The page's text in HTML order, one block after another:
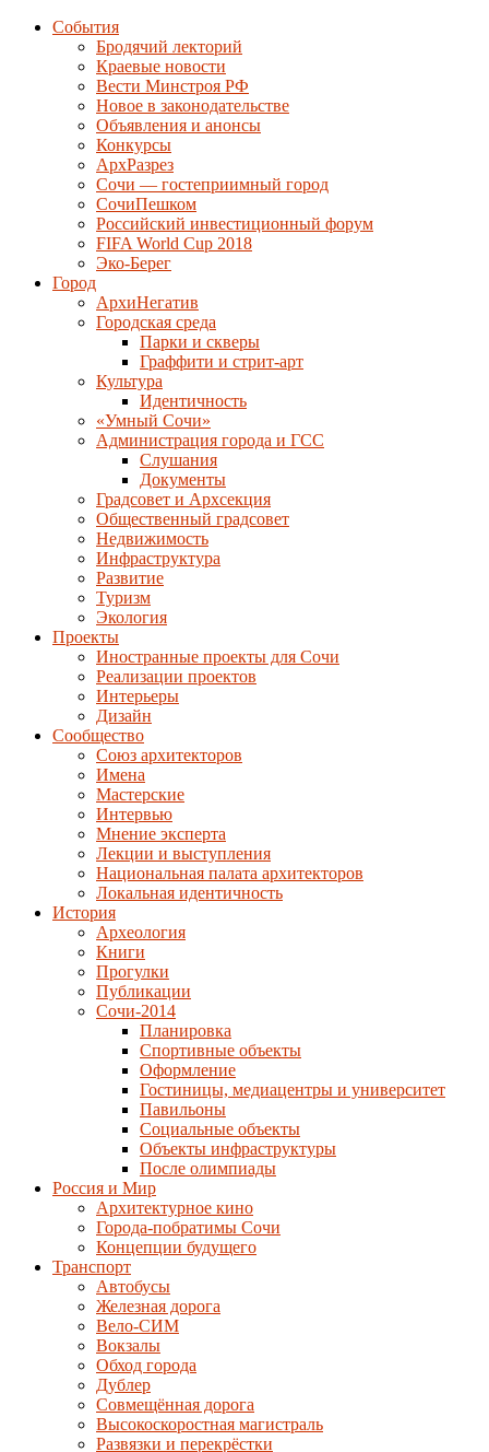
События
Бродячий лекторий
Краевые новости
Вести Минстроя РФ
Новое в законодательстве
Объявления и анонсы
Конкурсы
АрхРазрез
Сочи — гостеприимный город
СочиПешком
Российский инвестиционный форум
FIFA World Cup 2018
Эко-Берег
Город
АрхиНегатив
Городская среда
Парки и скверы
Граффити и стрит-арт
Культура
Идентичность
«Умный Сочи»
Администрация города и ГСС
Слушания
Документы
Градсовет и Архсекция
Общественный градсовет
Недвижимость
Инфраструктура
Развитие
Туризм
Экология
Проекты
Иностранные проекты для Сочи
Реализации проектов
Интерьеры
Дизайн
Сообщество
Союз архитекторов
Имена
Мастерские
Интервью
Мнение эксперта
Лекции и выступления
Национальная палата архитекторов
Локальная идентичность
История
Археология
Книги
Прогулки
Публикации
Сочи-2014
Планировка
Спортивные объекты
Оформление
Гостиницы, медиацентры и университет
Павильоны
Социальные объекты
Объекты инфраструктуры
После олимпиады
Россия и Мир
Архитектурное кино
Города-побратимы Сочи
Концепции будущего
Транспорт
Автобусы
Железная дорога
Вело-СИМ
Вокзалы
Обход города
Дублер
Совмещённая дорога
Высокоскоростная магистраль
Развязки и перекрёстки